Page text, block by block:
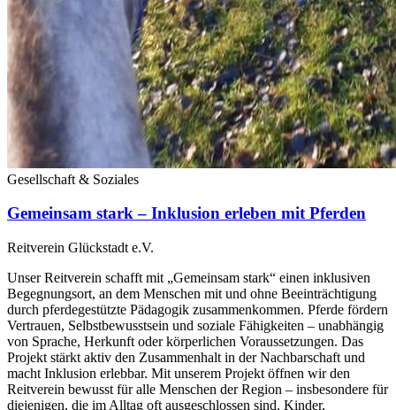
Gesellschaft & Soziales
Gemeinsam stark – Inklusion erleben mit Pferden
Reitverein Glückstadt e.V.
Unser Reitverein schafft mit „Gemeinsam stark“ einen inklusiven
Begegnungsort, an dem Menschen mit und ohne Beeinträchtigung
durch pferdegestützte Pädagogik zusammenkommen. Pferde fördern
Vertrauen, Selbstbewusstsein und soziale Fähigkeiten – unabhängig
von Sprache, Herkunft oder körperlichen Voraussetzungen. Das
Projekt stärkt aktiv den Zusammenhalt in der Nachbarschaft und
macht Inklusion erlebbar. Mit unserem Projekt öffnen wir den
Reitverein bewusst für alle Menschen der Region – insbesondere für
diejenigen, die im Alltag oft ausgeschlossen sind. Kinder,